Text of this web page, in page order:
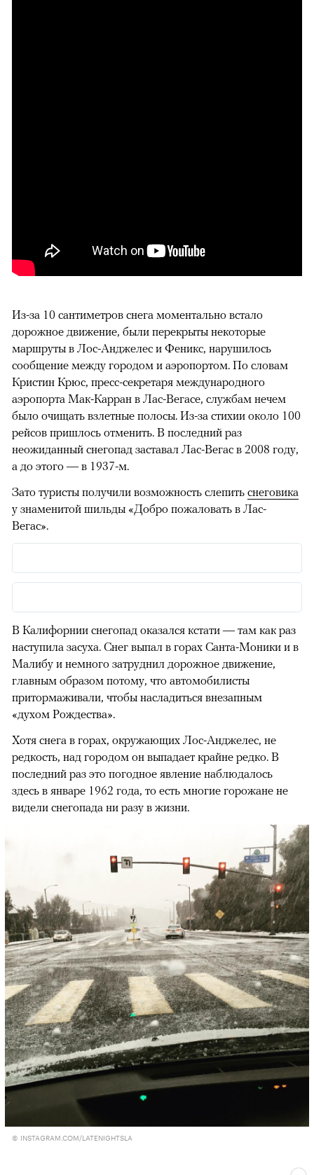
Из-за 10 сантиметров снега моментально встало
дорожное движение, были перекрыты некоторые
маршруты в Лос-Анджелес и Феникс, нарушилось
сообщение между городом и аэропортом. По словам
Кристин Крюс, пресс-секретаря международного
аэропорта Мак-Карран в Лас-Вегасе, службам нечем
было очищать взлетные полосы. Из-за стихии около 100
рейсов пришлось отменить. В последний раз
неожиданный снегопад заставал Лас-Вегас в 2008 году,
а до этого — в 1937-м.
Зато туристы получили возможность слепить снеговика
у знаменитой шильды «Добро пожаловать в Лас-
Вегас».
В Калифорнии снегопад оказался кстати — там как раз
наступила засуха. Снег выпал в горах Санта-Моники и в
Малибу и немного затруднил дорожное движение,
главным образом потому, что автомобилисты
притормаживали, чтобы насладиться внезапным
«духом Рождества».
Хотя снега в горах, окружающих Лос-Анджелес, не
редкость, над городом он выпадает крайне редко. В
последний раз это погодное явление наблюдалось
здесь в январе 1962 года, то есть многие горожане не
видели снегопада ни разу в жизни.
© INSTAGRAM.COM/LATENIGHTSLA